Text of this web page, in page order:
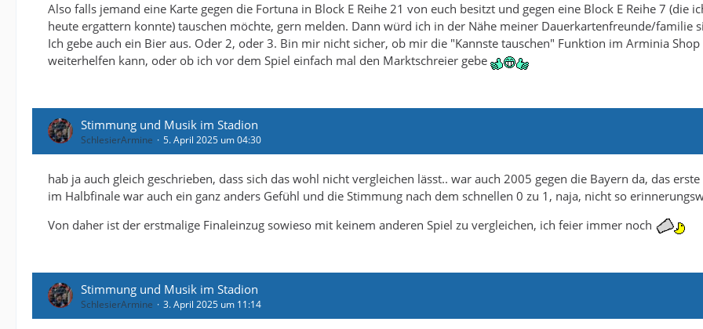
Also falls jemand eine Karte gegen die Fortuna in Block E Reihe 21 von euch besitzt und gegen eine Block E Reihe 7 (die
heute ergattern konnte) tauschen möchte, gern melden. Dann würd ich in der Nähe meiner Dauerkartenfreunde/familie
Ich gebe auch ein Bier aus. Oder 2, oder 3. Bin mir nicht sicher, ob mir die "Kannste tauschen" Funktion im Arminia Shop
weiterhelfen kann, oder ob ich vor dem Spiel einfach mal den Marktschreier gebe
Stimmung und Musik im Stadion
SchlesierArmine 5. April 2025 um 04:30
hab ja auch gleich geschrieben, dass sich das wohl nicht vergleichen lässt.. war auch 2005 gegen die Bayern da, das
im Halbfinale war auch ein ganz anders Gefühl und die Stimmung nach dem schnellen 0 zu 1, naja, nicht so
Von daher ist der erstmalige Finaleinzug sowieso mit keinem anderen Spiel zu vergleichen, ich feier immer noch
Stimmung und Musik im Stadion
SchlesierArmine 3. April 2025 um 11:14